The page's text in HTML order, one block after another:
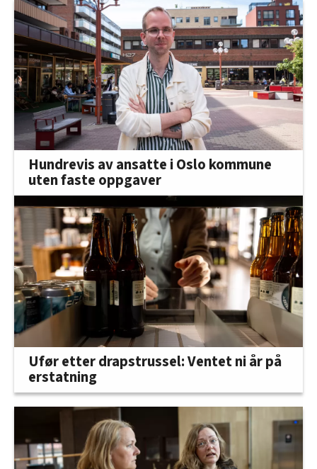
Hundrevis av ansatte i Oslo kommune
uten faste oppgaver
Ufør etter drapstrussel: Ventet ni år på
erstatning